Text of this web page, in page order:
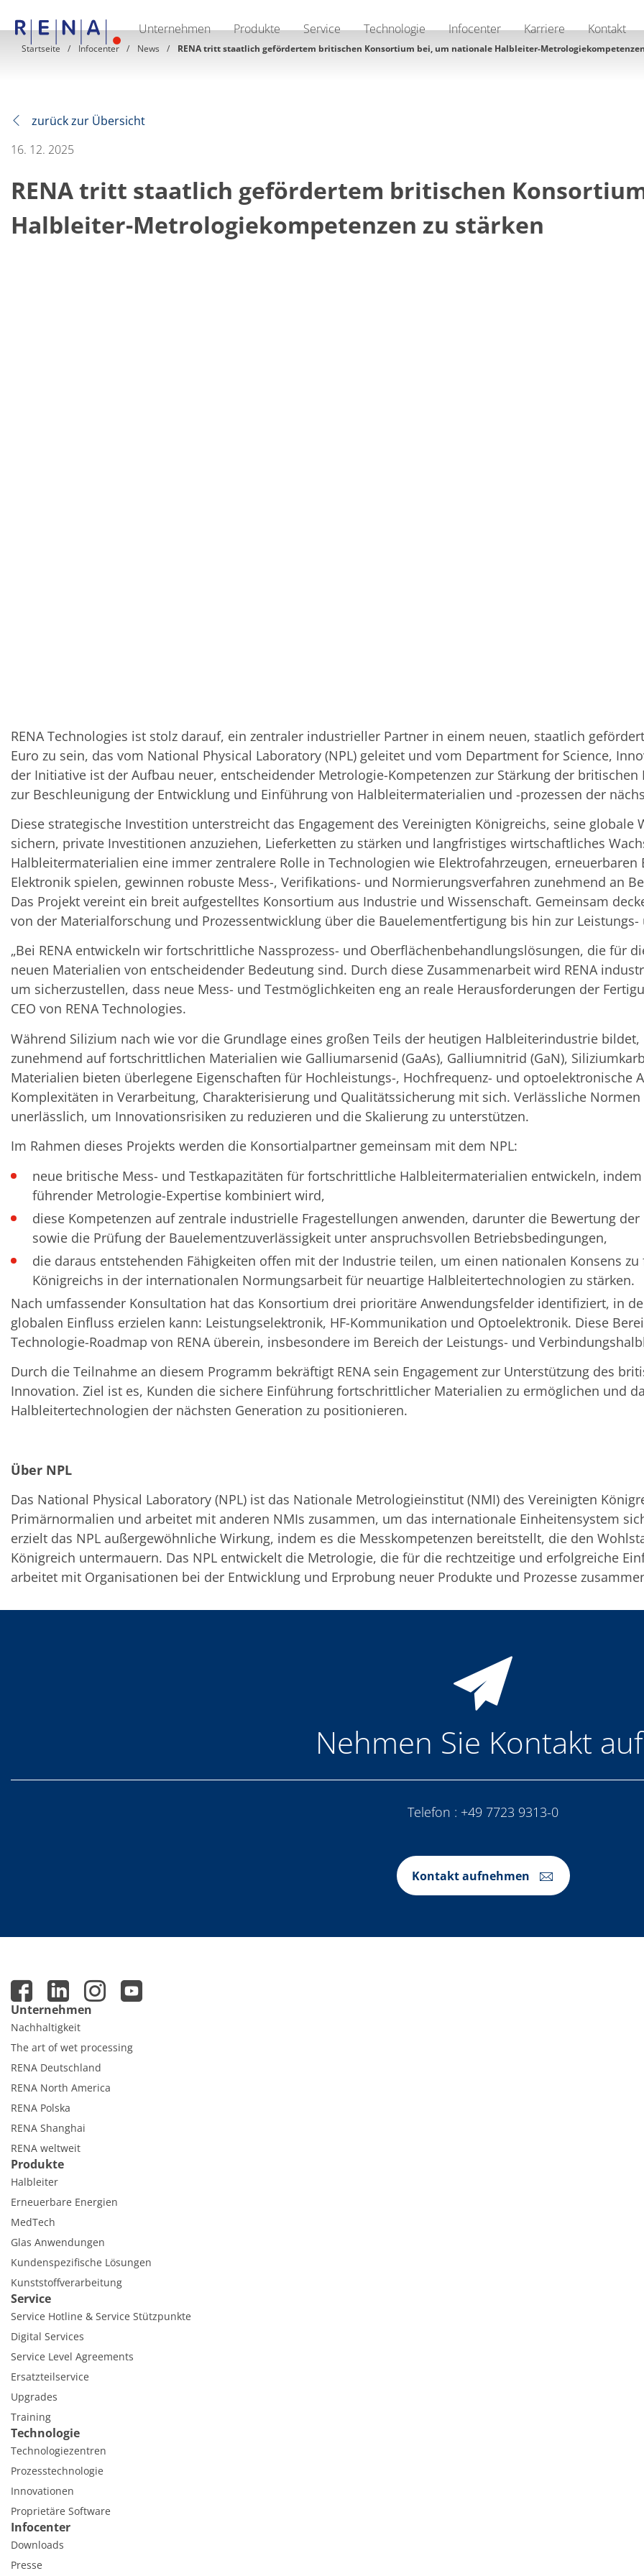
Unternehmen Produkte Service Technologie Infocenter Karriere Kontakt
EN DE CN
Lieferanten
RENA Polska
Produkte
Halbleiter
Batch-Eintauchen
Batch Spray
Innovationen
Battery Technology
Fortschrittliches chemisches Ätzen
Proprietäre Software
FlowLogX - Smart Connectivity Platform
Infocenter
Downloads
Presse
News
Messen
Glossar
Ätzen
Carrier
DI Wasser
Fab
SECS/GEM
Einzelwafer Bearbeitung
TruEtch®
Marangoni Dryer
Karriere
Ausbildung & Studium
RENA_Benefits
Ausbildung
Studium
Praktikum
News Ausbildung & Studium
RENA als Arbeitgeber
Stellenangebote
Kontaktformular Lieferant
Kontaktformular
Kontaktformular Service
Internationale Kontakte
Kontakt Customer Service
Expert Blog
Startseite Infocenter News RENA tritt staatlich gefördertem britischen Konsortium bei, um nationale Halbleiter-
zurück zur Übersicht
16. 12. 2025
RENA tritt staatlich gefördertem britischen
Halbleiter-Metrologiekompetenzen zu stärken
RENA Technologies ist stolz darauf, ein zentraler industrieller Partner in einem neuen, staatlich
Euro zu sein, das vom National Physical Laboratory (NPL) geleitet und vom Department for Science,
der Initiative ist der Aufbau neuer, entscheidender Metrologie-Kompetenzen zur Stärkung der
zur Beschleunigung der Entwicklung und Einführung von Halbleitermaterialien und -prozessen der
Diese strategische Investition unterstreicht das Engagement des Vereinigten Königreichs, seine
sichern, private Investitionen anzuziehen, Lieferketten zu stärken und langfristiges wirtschaftliches
Halbleitermaterialien eine immer zentralere Rolle in Technologien wie Elektrofahrzeugen,
Elektronik spielen, gewinnen robuste Mess-, Verifikations- und Normierungsverfahren zunehmend an
Das Projekt vereint ein breit aufgestelltes Konsortium aus Industrie und Wissenschaft. Gemeinsam
von der Materialforschung und Prozessentwicklung über die Bauelementfertigung bis hin zur
„Bei RENA entwickeln wir fortschrittliche Nassprozess- und Oberflächenbehandlungslösungen, die für
neuen Materialien von entscheidender Bedeutung sind. Durch diese Zusammenarbeit wird RENA
um sicherzustellen, dass neue Mess- und Testmöglichkeiten eng an reale Herausforderungen der
CEO von RENA Technologies.
Während Silizium nach wie vor die Grundlage eines großen Teils der heutigen Halbleiterindustrie
zunehmend auf fortschrittlichen Materialien wie Galliumarsenid (GaAs), Galliumnitrid (GaN),
Materialien bieten überlegene Eigenschaften für Hochleistungs-, Hochfrequenz- und optoelektronische
Komplexitäten in Verarbeitung, Charakterisierung und Qualitätssicherung mit sich. Verlässliche
unerlässlich, um Innovationsrisiken zu reduzieren und die Skalierung zu unterstützen.
Im Rahmen dieses Projekts werden die Konsortialpartner gemeinsam mit dem NPL:
neue britische Mess- und Testkapazitäten für fortschrittliche Halbleitermaterialien entwickeln,
führender Metrologie-Expertise kombiniert wird,
diese Kompetenzen auf zentrale industrielle Fragestellungen anwenden, darunter die Bewertung
sowie die Prüfung der Bauelementzuverlässigkeit unter anspruchsvollen Betriebsbedingungen,
die daraus entstehenden Fähigkeiten offen mit der Industrie teilen, um einen nationalen Konsens
Königreichs in der internationalen Normungsarbeit für neuartige Halbleitertechnologien zu stärken.
Nach umfassender Konsultation hat das Konsortium drei prioritäre Anwendungsfelder identifiziert, in
globalen Einfluss erzielen kann: Leistungselektronik, HF-Kommunikation und Optoelektronik. Diese
Technologie-Roadmap von RENA überein, insbesondere im Bereich der Leistungs- und
Durch die Teilnahme an diesem Programm bekräftigt RENA sein Engagement zur Unterstützung des
Innovation. Ziel ist es, Kunden die sichere Einführung fortschrittlicher Materialien zu ermöglichen und
Halbleitertechnologien der nächsten Generation zu positionieren.
Über NPL
Das National Physical Laboratory (NPL) ist das Nationale Metrologieinstitut (NMI) des Vereinigten
Primärnormalien und arbeitet mit anderen NMIs zusammen, um das internationale Einheitensystem
erzielt das NPL außergewöhnliche Wirkung, indem es die Messkompetenzen bereitstellt, die den
Königreich untermauern. Das NPL entwickelt die Metrologie, die für die rechtzeitige und erfolgreiche
arbeitet mit Organisationen bei der Entwicklung und Erprobung neuer Produkte und Prozesse
Nehmen Sie Kontakt
Telefon : +49 7723 9313-0
Kontakt aufnehmen
Unternehmen
Nachhaltigkeit
The art of wet processing
RENA Deutschland
RENA North America
RENA Polska
RENA Shanghai
RENA weltweit
Produkte
Halbleiter
Erneuerbare Energien
MedTech
Glas Anwendungen
Kundenspezifische Lösungen
Kunststoffverarbeitung
Service
Service Hotline & Service Stützpunkte
Digital Services
Service Level Agreements
Ersatzteilservice
Upgrades
Training
Technologie
Technologiezentren
Prozesstechnologie
Innovationen
Proprietäre Software
Infocenter
Downloads
Presse